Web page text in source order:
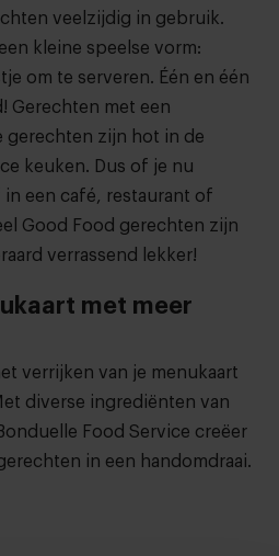
veelzijdig in gebruik.
kleine speelse vorm:
om te serveren. Één en één
Gerechten met een
gerechten zijn hot in de
keuken. Dus of je nu
een café, restaurant of
Good Food gerechten zijn
verrassend lekker!
met meer
verrijken van je menukaart
diverse ingrediënten van
Food Service creëer
in een handomdraai.